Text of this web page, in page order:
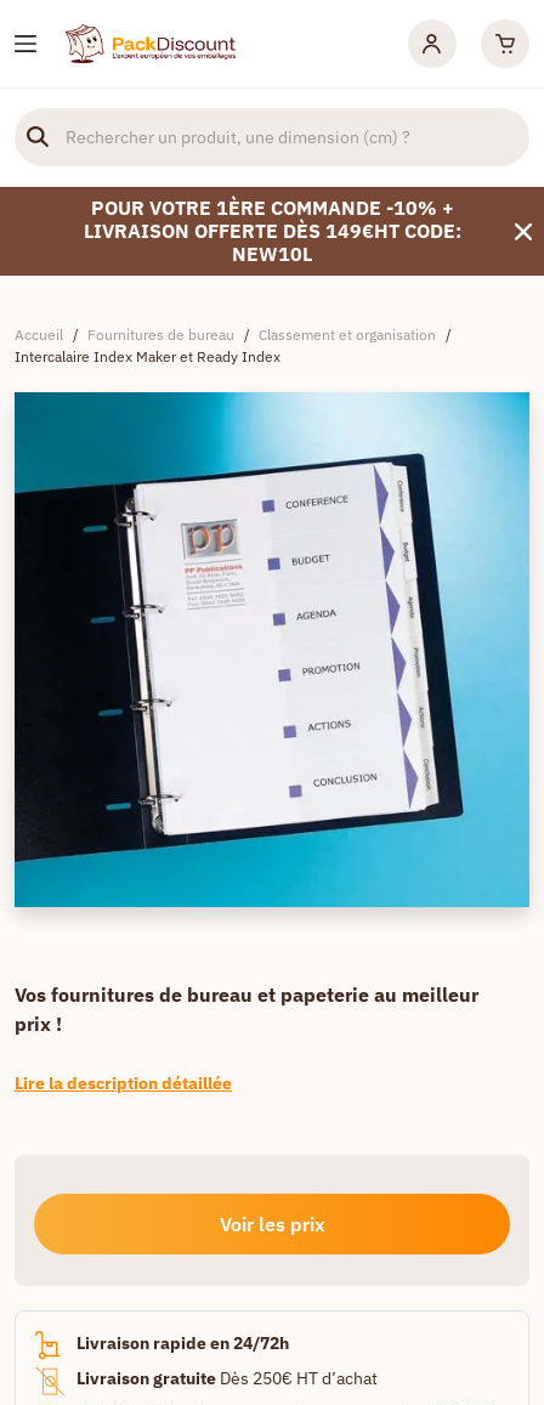
POUR VOTRE 1ÈRE COMMANDE -10% +
LIVRAISON OFFERTE DÈS 149€HT CODE:
NEW10L
Accueil / Fournitures de bureau / Classement et organisation /
Intercalaire Index Maker et Ready Index
Vos fournitures de bureau et papeterie au meilleur
prix !
Lire la description détaillée
Voir les prix
Livraison rapide en 24/72h
Livraison gratuite Dès 250€ HT d’achat